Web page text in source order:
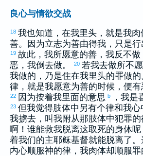
良心与情欲交战
18 我也知道，在我里头，就是我肉
善。因为立志为善由得我，只是行
19 故此，我所愿意的善，我反不
恶，我倒去做。
20 若我去做所不
我做的，乃是住在我里头的罪做的
律，就是我愿意为善的时候，便有
22 因为按着我里面的意思 b ，我是
23 但我觉得肢体中另有个律和我
我掳去，叫我附从那肢体中犯罪的
啊！谁能救我脱离这取死的身体呢
着我们的主耶稣基督就能脱离了
内心顺服神的律，我肉体却顺服罪